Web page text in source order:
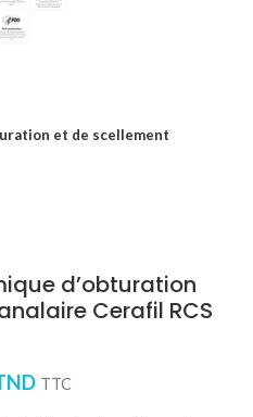
et de scellement
d’obturation
Cerafil RCS
TTC